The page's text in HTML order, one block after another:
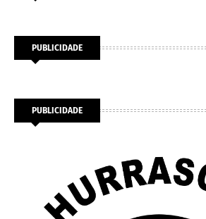
PUBLICIDADE
PUBLICIDADE